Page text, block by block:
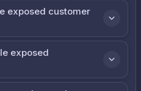
exposed customer
exposed